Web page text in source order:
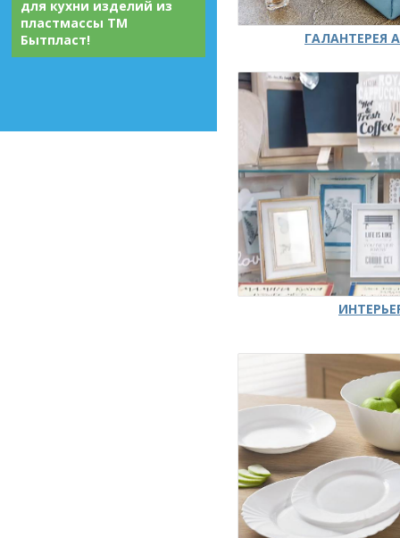
для кухни изделий из
пластмассы ТМ
Бытпласт!
ГАЛАНТЕРЕЯ